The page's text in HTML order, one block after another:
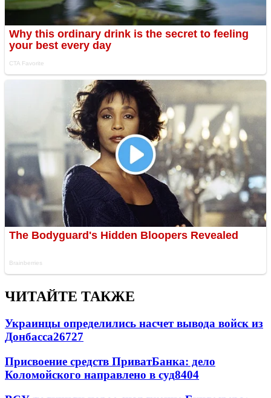
ЧИТАЙТЕ ТАКЖЕ
Украинцы определились насчет вывода войск из
Донбасса26727
Присвоение средств ПриватБанка: дело
Коломойского направлено в суд8404